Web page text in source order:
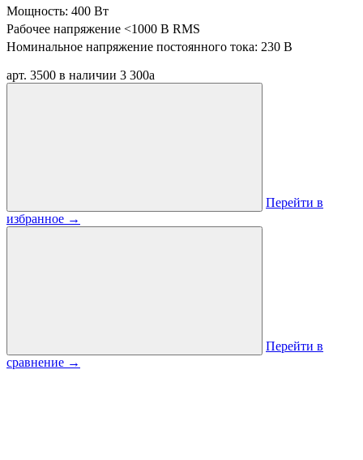
Мощность: 400 Вт
Рабочее напряжение <1000 В RMS
Номинальное напряжение постоянного тока: 230 В
арт. 3500 в наличии 3 300a
Перейти в
избранное →
Перейти в
сравнение →